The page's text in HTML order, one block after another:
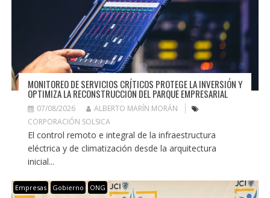
MONITOREO DE SERVICIOS CRÍTICOS PROTEGE LA INVERSIÓN Y
OPTIMIZA LA RECONSTRUCCIÓN DEL PARQUE EMPRESARIAL
07/08/2026
ALBERTO MARÍN MORÁN
CORPORACIÓN SOLSICA
El control remoto e integral de la infraestructura
eléctrica y de climatización desde la arquitectura
inicial...
Empresas Gobierno ONG